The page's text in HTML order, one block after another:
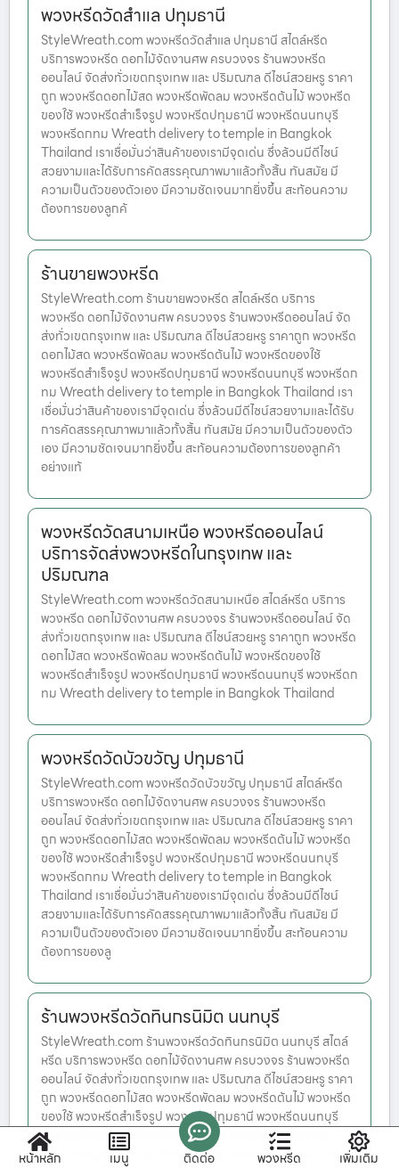
พวงหรีดวัดสำแล ปทุมธานี
StyleWreath.com พวงหรีดวัดสำแล ปทุมธานี สไตล์หรีด
บริการพวงหรีด ดอกไม้จัดงานศพ ครบวงจร ร้านพวงหรีด
ออนไลน์ จัดส่งทั่วเขตกรุงเทพ และ ปริมณฑล ดีไซน์สวยหรู ราคา
ถูก พวงหรีดดอกไม้สด พวงหรีดพัดลม พวงหรีดต้นไม้ พวงหรีด
ของใช้ พวงหรีดสำเร็จรูป พวงหรีดปทุมธานี พวงหรีดนนทบุรี
พวงหรีดกทม Wreath delivery to temple in Bangkok
Thailand เราเชื่อมั่นว่าสินค้าของเรามีจุดเด่น ซึ่งล้วนมีดีไซน์
สวยงามและได้รับการคัดสรรคุณภาพมาแล้วทั้งสิ้น ทันสมัย มี
ความเป็นตัวของตัวเอง มีความชัดเจนมากยิ่งขึ้น สะท้อนความ
ต้องการของลูกค้
ร้านขายพวงหรีด
StyleWreath.com ร้านขายพวงหรีด สไตล์หรีด บริการ
พวงหรีด ดอกไม้จัดงานศพ ครบวงจร ร้านพวงหรีดออนไลน์ จัด
ส่งทั่วเขตกรุงเทพ และ ปริมณฑล ดีไซน์สวยหรู ราคาถูก พวงหรีด
ดอกไม้สด พวงหรีดพัดลม พวงหรีดต้นไม้ พวงหรีดของใช้
พวงหรีดสำเร็จรูป พวงหรีดปทุมธานี พวงหรีดนนทบุรี พวงหรีดก
ทม Wreath delivery to temple in Bangkok Thailand เรา
เชื่อมั่นว่าสินค้าของเรามีจุดเด่น ซึ่งล้วนมีดีไซน์สวยงามและได้รับ
การคัดสรรคุณภาพมาแล้วทั้งสิ้น ทันสมัย มีความเป็นตัวของตัว
เอง มีความชัดเจนมากยิ่งขึ้น สะท้อนความต้องการของลูกค้า
อย่างแท้
พวงหรีดวัดสนามเหนือ พวงหรีดออนไลน์
บริการจัดส่งพวงหรีดในกรุงเทพ และ
ปริมณฑล
StyleWreath.com พวงหรีดวัดสนามเหนือ สไตล์หรีด บริการ
พวงหรีด ดอกไม้จัดงานศพ ครบวงจร ร้านพวงหรีดออนไลน์ จัด
ส่งทั่วเขตกรุงเทพ และ ปริมณฑล ดีไซน์สวยหรู ราคาถูก พวงหรีด
ดอกไม้สด พวงหรีดพัดลม พวงหรีดต้นไม้ พวงหรีดของใช้
พวงหรีดสำเร็จรูป พวงหรีดปทุมธานี พวงหรีดนนทบุรี พวงหรีดก
ทม Wreath delivery to temple in Bangkok Thailand
พวงหรีดวัดบัวขวัญ ปทุมธานี
StyleWreath.com พวงหรีดวัดบัวขวัญ ปทุมธานี สไตล์หรีด
บริการพวงหรีด ดอกไม้จัดงานศพ ครบวงจร ร้านพวงหรีด
ออนไลน์ จัดส่งทั่วเขตกรุงเทพ และ ปริมณฑล ดีไซน์สวยหรู ราคา
ถูก พวงหรีดดอกไม้สด พวงหรีดพัดลม พวงหรีดต้นไม้ พวงหรีด
ของใช้ พวงหรีดสำเร็จรูป พวงหรีดปทุมธานี พวงหรีดนนทบุรี
พวงหรีดกทม Wreath delivery to temple in Bangkok
Thailand เราเชื่อมั่นว่าสินค้าของเรามีจุดเด่น ซึ่งล้วนมีดีไซน์
สวยงามและได้รับการคัดสรรคุณภาพมาแล้วทั้งสิ้น ทันสมัย มี
ความเป็นตัวของตัวเอง มีความชัดเจนมากยิ่งขึ้น สะท้อนความ
ต้องการของลู
ร้านพวงหรีดวัดทินกรนิมิต นนทบุรี
StyleWreath.com ร้านพวงหรีดวัดทินกรนิมิต นนทบุรี สไตล์
หรีด บริการพวงหรีด ดอกไม้จัดงานศพ ครบวงจร ร้านพวงหรีด
ออนไลน์ จัดส่งทั่วเขตกรุงเทพ และ ปริมณฑล ดีไซน์สวยหรู ราคา
ถูก พวงหรีดดอกไม้สด พวงหรีดพัดลม พวงหรีดต้นไม้ พวงหรีด
ของใช้ พวงหรีดสำเร็จรูป พวงหรีดปทุมธานี พวงหรีดนนทบุรี
พวงหรีดกทม Wreath delivery to temple in Bangkok
Thailand เราเชื่อมั่นว่าสินค้าของเรามีจุดเด่น ซึ่งล้วนมีดีไซน์
หน้าหลัก เมนู ติดต่อ พวงหรีด เพิ่มเติม